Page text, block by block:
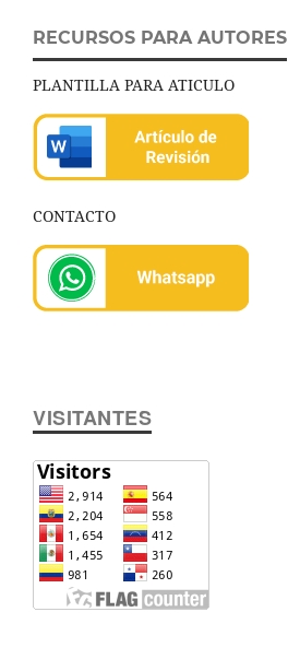
RECURSOS PARA AUTORES
PLANTILLA PARA ATICULO
CONTACTO
VISITANTES